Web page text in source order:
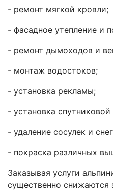
- ремонт мягкой кровли;
- фасадное утепление и
- ремонт дымоходов и
- монтаж водостоков;
- установка рекламы;
- установка спутниковой
- удаление сосулек и
- покраска различных
Заказывая услуги
существенно снижаются